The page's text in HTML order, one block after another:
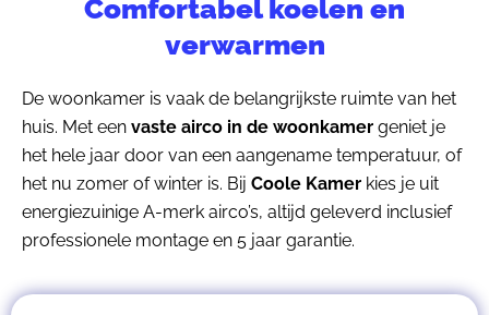
Comfortabel koelen en
verwarmen
De woonkamer is vaak de belangrijkste ruimte van het
huis. Met een vaste airco in de woonkamer geniet je
het hele jaar door van een aangename temperatuur, of
het nu zomer of winter is. Bij Coole Kamer kies je uit
energiezuinige A-merk airco’s, altijd geleverd inclusief
professionele montage en 5 jaar garantie.